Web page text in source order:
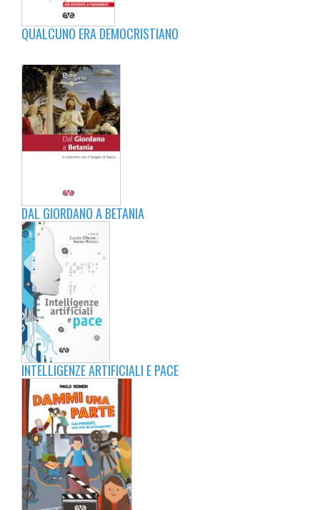
QUALCUNO ERA DEMOCRISTIANO
DAL GIORDANO A BETANIA
INTELLIGENZE ARTIFICIALI E PACE